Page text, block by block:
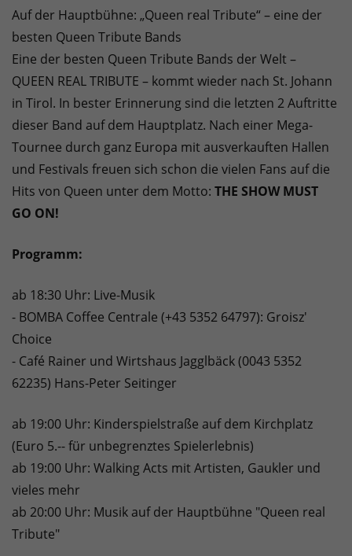
Auf der Hauptbühne: „Queen real Tribute“ – eine der
besten Queen Tribute Bands
Eine der besten Queen Tribute Bands der Welt –
QUEEN REAL TRIBUTE – kommt wieder nach St. Johann
in Tirol. In bester Erinnerung sind die letzten 2 Auftritte
dieser Band auf dem Hauptplatz. Nach einer Mega-
Tournee durch ganz Europa mit ausverkauften Hallen
und Festivals freuen sich schon die vielen Fans auf die
Hits von Queen unter dem Motto: THE SHOW MUST
GO ON!
Programm:
ab 18:30 Uhr: Live-Musik
- BOMBA Coffee Centrale (+43 5352 64797): Groisz'
Choice
- Café Rainer und Wirtshaus Jagglbäck (0043 5352
62235) Hans-Peter Seitinger
ab 19:00 Uhr: Kinderspielstraße auf dem Kirchplatz
(Euro 5.-- für unbegrenztes Spielerlebnis)
ab 19:00 Uhr: Walking Acts mit Artisten, Gaukler und
vieles mehr
ab 20:00 Uhr: Musik auf der Hauptbühne "Queen real
Tribute"